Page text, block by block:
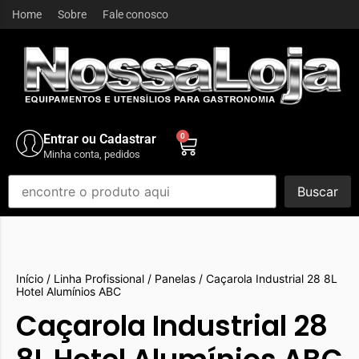
Home Sobre Fale conosco
Buscar
Entrar ou Cadastrar
Minha conta, pedidos
0
Início / Linha Profissional / Panelas / Caçarola Industrial 28 8L
Hotel Alumínios ABC
Caçarola Industrial 28